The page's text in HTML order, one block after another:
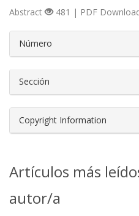
Abstract 481 | PDF
Número
Sección
Copyright Information
Artículos más
autor/a